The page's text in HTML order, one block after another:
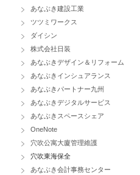
あなぶき建設工業
ツツミワークス
ダイシン
株式会社日装
あなぶきデザイン＆リフォーム
あなぶきインシュアランス
あなぶきパートナー九州
あなぶきデジタルサービス
あなぶきスペースシェア
OneNote
穴吹公寓大廈管理維護
穴吹東海保全
あなぶき会計事務センター